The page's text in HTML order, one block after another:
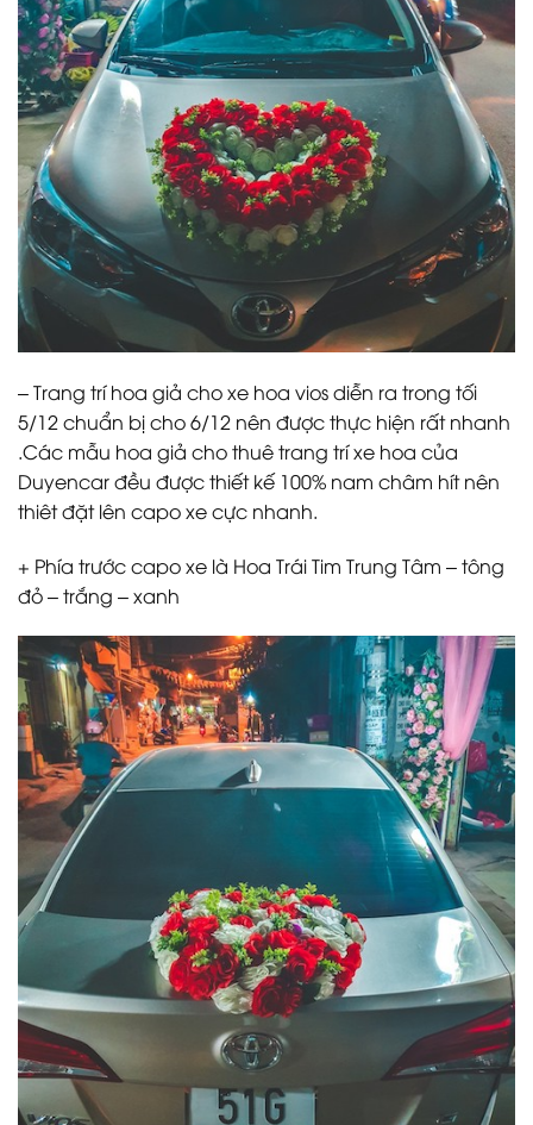
– Trang trí hoa giả cho xe hoa vios diễn ra trong tối
5/12 chuẩn bị cho 6/12 nên được thực hiện rất nhanh
.Các mẫu hoa giả cho thuê trang trí xe hoa của
Duyencar đều được thiết kế 100% nam châm hít nên
thiêt đặt lên capo xe cực nhanh.
+ Phía trước capo xe là Hoa Trái Tim Trung Tâm – tông
đỏ – trắng – xanh